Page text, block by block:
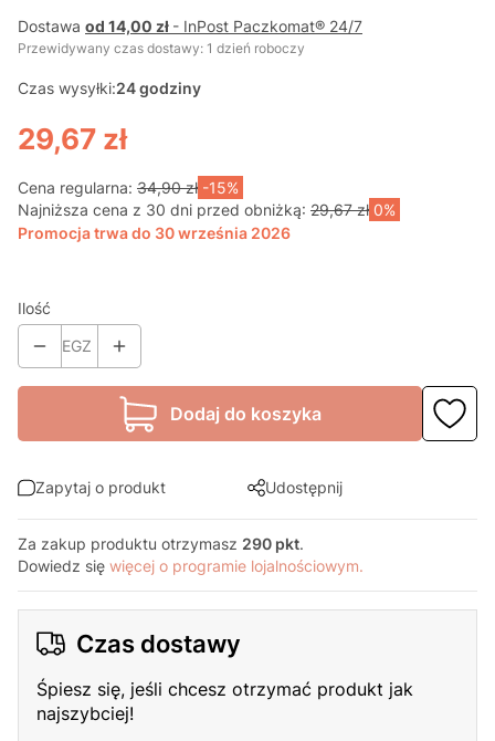
Dostawa od 14,00 zł - InPost Paczkomat® 24/7
Przewidywany czas dostawy: 1 dzień roboczy
Czas wysyłki:24 godziny
29,67 zł
Cena regularna: 34,90 zł -15%
Najniższa cena z 30 dni przed obniżką: 29,67 zł 0%
Promocja trwa do 30 września 2026
Ilość
EGZ
Dodaj do koszyka
Zapytaj o produkt Udostępnij
Za zakup produktu otrzymasz 290 pkt.
Dowiedz się więcej o programie lojalnościowym.
Czas dostawy
Śpiesz się, jeśli chcesz otrzymać produkt jak
najszybciej!